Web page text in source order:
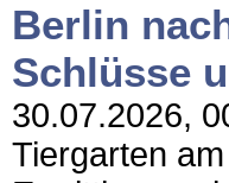
Berlin
Schlüsse
30.07.2026,
Tiergarten